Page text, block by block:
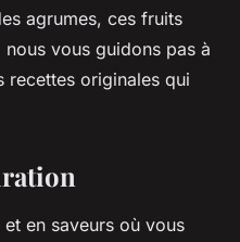
agrumes, ces fruits
vous guidons pas à
recettes originales qui
en saveurs où vous